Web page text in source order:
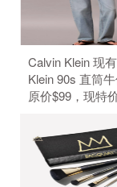
Calvin Klein 现
Klein 90s 直筒牛
原价$99，现特
无需使用优惠码